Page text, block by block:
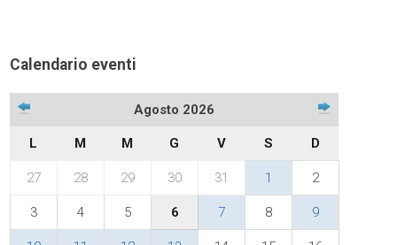
Calendario eventi
Agosto 2026
L M M G V S D
27 28 29 30 31 1 2
3 4 5 6 7 8 9